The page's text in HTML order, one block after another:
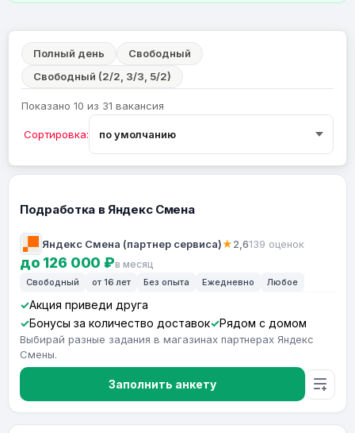
Полный день
Свободный
Свободный (2/2, 3/3, 5/2)
Показано 10 из 31 вакансия
Сортировка:
Подработка в Яндекс Смена
Яндекс Смена (партнер сервиса)★2,6139 оценок
до 126 000 ₽в месяц
Свободный от 16 лет Без опыта Ежедневно Любое
Акция приведи друга
Бонусы за количество доставок
Рядом с домом
Выбирай разные задания в магазинах партнерах Яндекс
Смены.
Заполнить анкету